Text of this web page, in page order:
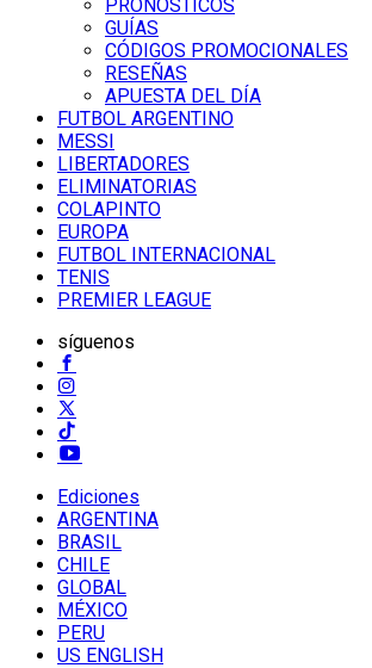
PRONÓSTICOS
GUÍAS
CÓDIGOS PROMOCIONALES
RESEÑAS
APUESTA DEL DÍA
FUTBOL ARGENTINO
MESSI
LIBERTADORES
ELIMINATORIAS
COLAPINTO
EUROPA
FUTBOL INTERNACIONAL
TENIS
PREMIER LEAGUE
síguenos
Ediciones
ARGENTINA
BRASIL
CHILE
GLOBAL
MÉXICO
PERU
US ENGLISH